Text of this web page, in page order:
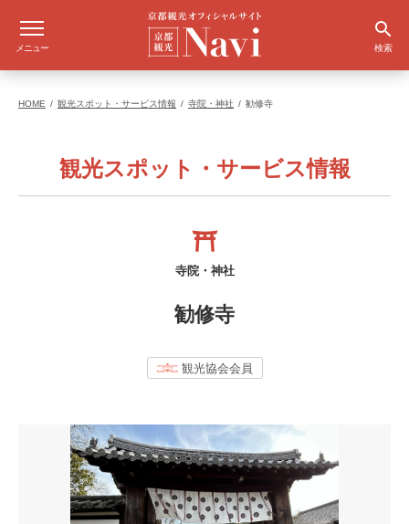
メニュー 検索
HOME 観光スポット・サービス情報 寺院・神社 勧修寺
観光スポット・サービス情報
寺院・神社
勧修寺
観光協会会員